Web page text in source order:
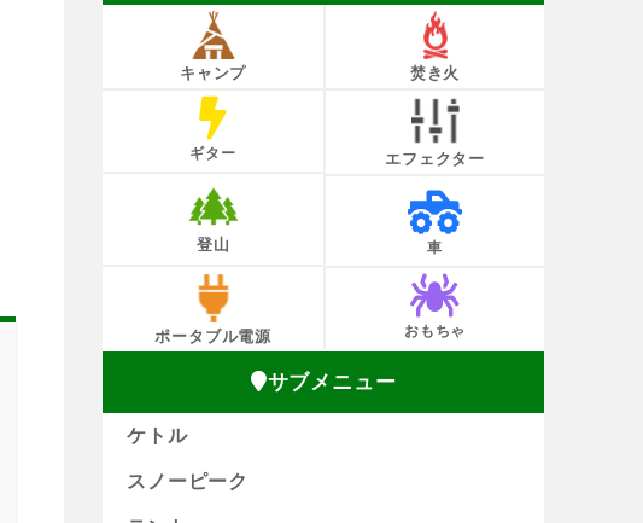
キャンプ 焚き火
ギター エフェクター
登山 車
ポータブル電源 おもちゃ
サブメニュー
ケトル
スノーピーク